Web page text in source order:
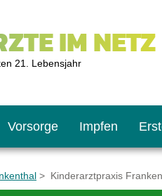
IM NETZ
21. Lebensjahr
Vorsorge Impfen
> Kinderarztpraxis